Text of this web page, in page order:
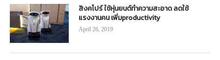
สิงคโปร์ ใช้หุ่นยนต์ทำความสะอาด ลดใช้
แรงงานคน เพิ่มproductivity
April 26, 2019